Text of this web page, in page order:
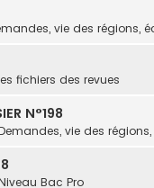
vie des régions,
fichiers des revues
N°198
vie des
Bac Pro